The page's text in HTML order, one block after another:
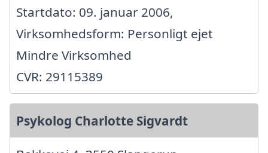
Startdato: 09. januar 2006,
Virksomhedsform: Personligt ejet
Mindre Virksomhed
CVR: 29115389
Psykolog Charlotte Sigvardt